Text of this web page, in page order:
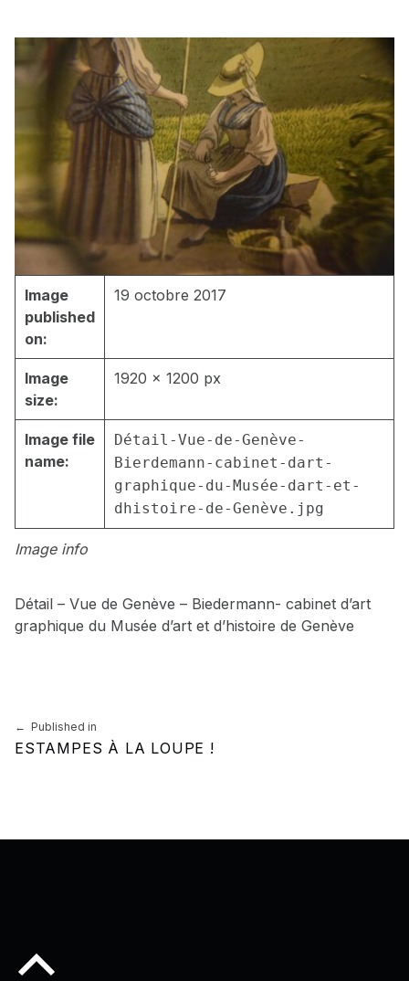
Image info
Image
published
on:
19 octobre 2017
Image
size:
1920 × 1200 px
Image file
name:
Détail-Vue-de-Genève-
Bierdemann-cabinet-dart-
graphique-du-Musée-dart-et-
dhistoire-de-Genève.jpg
Détail – Vue de Genève – Biedermann- cabinet d’art
graphique du Musée d’art et d’histoire de Genève
Skip back to main navigation
Navigation de l’article
Published in
ESTAMPES À LA LOUPE !